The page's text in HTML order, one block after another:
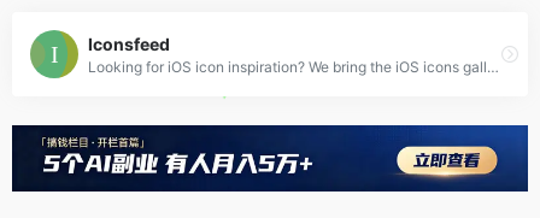
Iconsfeed
Looking for iOS icon inspiration? We bring the iOS icons gallery to you.